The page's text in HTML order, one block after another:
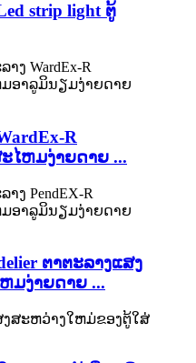
strip light ຕູ້
R
ໄຫມງ່າຍດາຍ ...
ຕາຕະລາງແສງ
ມງ່າຍດາຍ ...